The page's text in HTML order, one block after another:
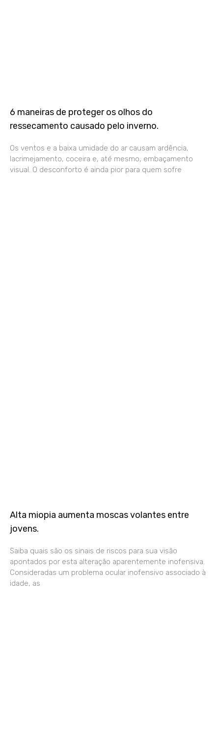
6 maneiras de proteger os olhos do
ressecamento causado pelo inverno.
Os ventos e a baixa umidade do ar causam ardência,
lacrimejamento, coceira e, até mesmo, embaçamento
visual. O desconforto é ainda pior para quem sofre
Alta miopia aumenta moscas volantes entre
jovens.
Saiba quais são os sinais de riscos para sua visão
apontados por esta alteração aparentemente inofensiva.
Consideradas um problema ocular inofensivo associado à
idade, as